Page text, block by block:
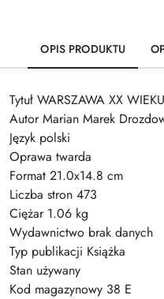
OPIS PRODUKTU
Tytuł WARSZAWA XX
Autor Marian Marek
Język polski
Oprawa twarda
Format 21.0x14.8 cm
Liczba stron 473
Ciężar 1.06 kg
Wydawnictwo brak danych
Typ publikacji Książka
Stan używany
Kod magazynowy 38 E